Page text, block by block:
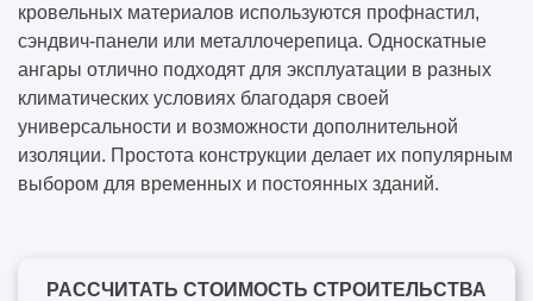
кровельных материалов используются профнастил,
сэндвич-панели или металлочерепица. Односкатные
ангары отлично подходят для эксплуатации в разных
климатических условиях благодаря своей
универсальности и возможности дополнительной
изоляции. Простота конструкции делает их популярным
выбором для временных и постоянных зданий.
РАССЧИТАТЬ СТОИМОСТЬ СТРОИТЕЛЬСТВА